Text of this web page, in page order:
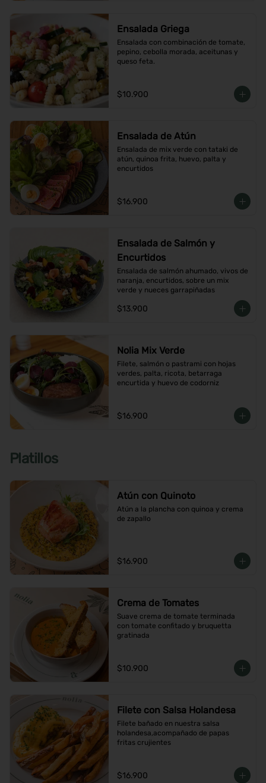
Ensalada Griega
Ensalada con combinación de tomate,
pepino, cebolla morada, aceitunas y
queso feta.
$10.900
Ensalada de Atún
Ensalada de mix verde con tataki de
atún, quinoa frita, huevo, palta y
encurtidos
$16.900
Ensalada de Salmón y
Encurtidos
Ensalada de salmón ahumado, vivos de
naranja, encurtidos, sobre un mix
verde y nueces garrapiñadas
$13.900
Nolia Mix Verde
Filete, salmón o pastrami con hojas
verdes, palta, ricota, betarraga
encurtida y huevo de codorniz
$16.900
Platillos
Atún con Quinoto
Atún a la plancha con quinoa y crema
de zapallo
$16.900
Crema de Tomates
Suave crema de tomate terminada
con tomate confitado y bruquetta
gratinada
$10.900
Filete con Salsa Holandesa
Filete bañado en nuestra salsa
holandesa,acompañado de papas
fritas crujientes
$16.900